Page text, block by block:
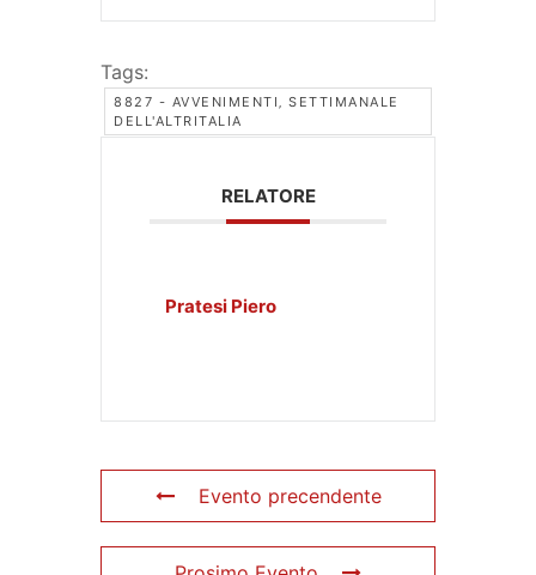
Tags:
8827 - AVVENIMENTI‚ SETTIMANALE
DELL'ALTRITALIA
RELATORE
Pratesi Piero
Evento precendente